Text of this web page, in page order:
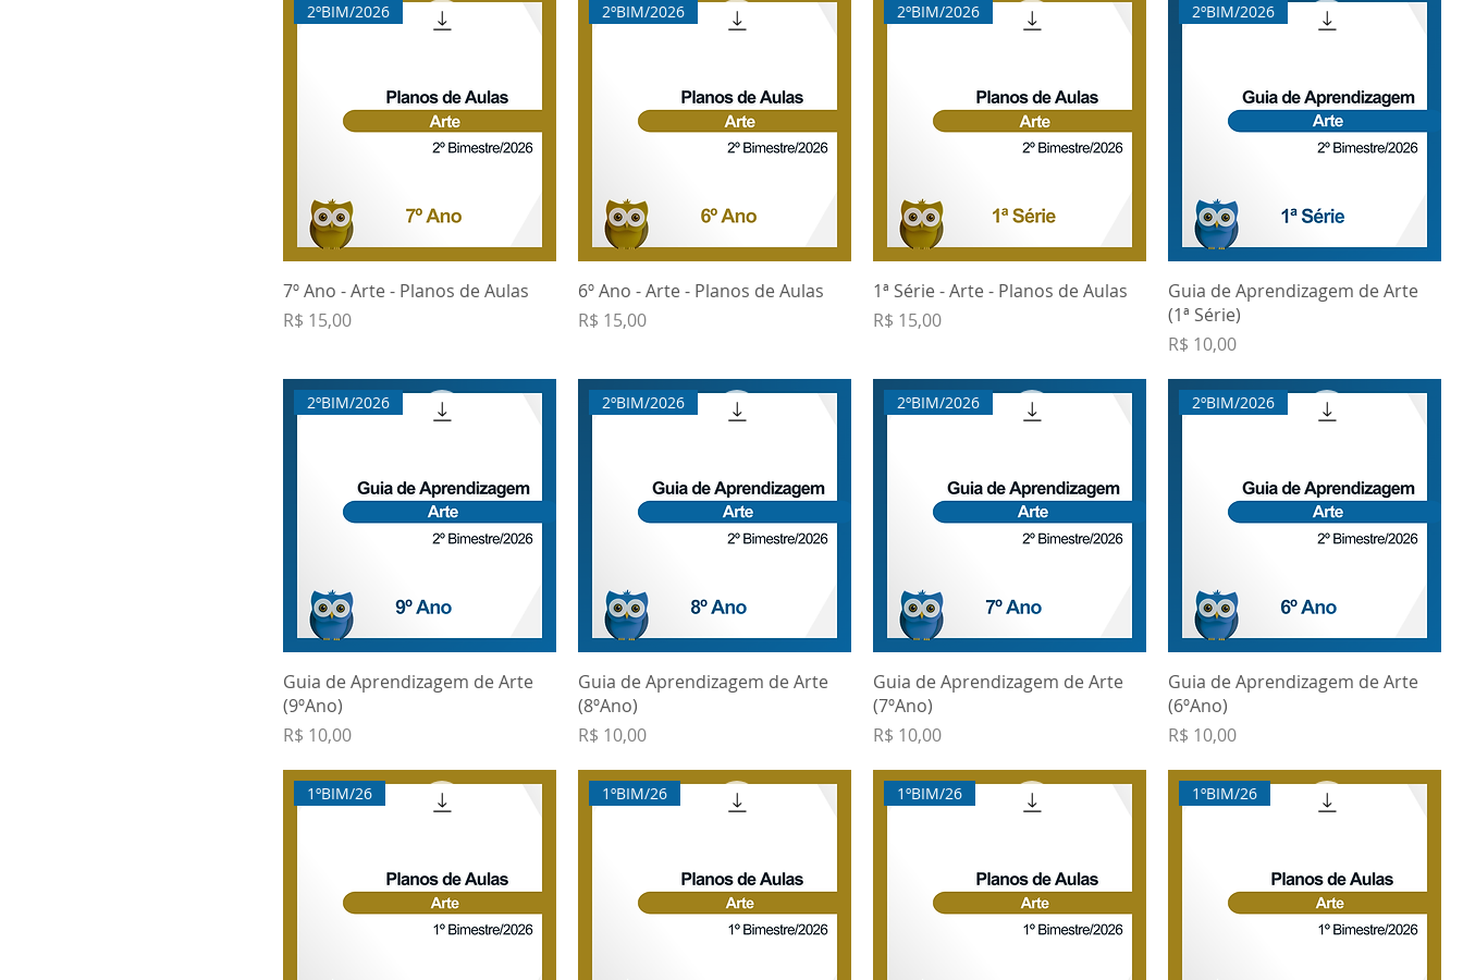
2ºBIM/2026
7º Ano - Arte - Planos de Aulas
Preço
R$ 15,00
2ºBIM/2026
6º Ano - Arte - Planos de Aulas
Preço
R$ 15,00
2ºBIM/2026
1ª Série - Arte - Planos de Aulas
Preço
R$ 15,00
2ºBIM/2026
Guia de Aprendizagem de Arte
(1ª Série)
Preço
R$ 10,00
2ºBIM/2026
Guia de Aprendizagem de Arte
(9ºAno)
Preço
R$ 10,00
2ºBIM/2026
Guia de Aprendizagem de Arte
(8ºAno)
Preço
R$ 10,00
2ºBIM/2026
Guia de Aprendizagem de Arte
(7ºAno)
Preço
R$ 10,00
2ºBIM/2026
Guia de Aprendizagem de Arte
(6ºAno)
Preço
R$ 10,00
1ºBIM/26 1ºBIM/26 1ºBIM/26 1ºBIM/26